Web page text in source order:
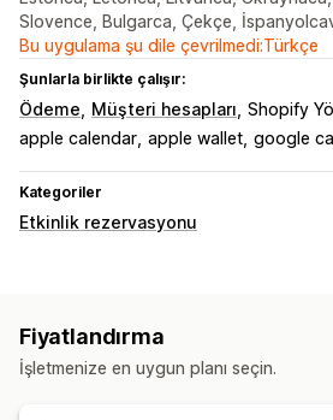
Slovence, Bulgarca, Çekçe,
Bu uygulama şu dile çevrilmedi:Türkçe
Şunlarla birlikte çalışır:
Ödeme Müşteri hesapları Shopify
apple calendar apple wallet google
Kategoriler
Etkinlik rezervasyonu
Rezervasyon yönetimi
Fiyatlandırma
İşletmenize en uygun planı seçin.